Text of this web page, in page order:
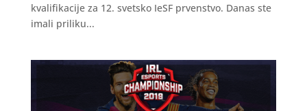
kvalifikacije za 12. svetsko IeSF prvenstvo. Danas ste
imali priliku...